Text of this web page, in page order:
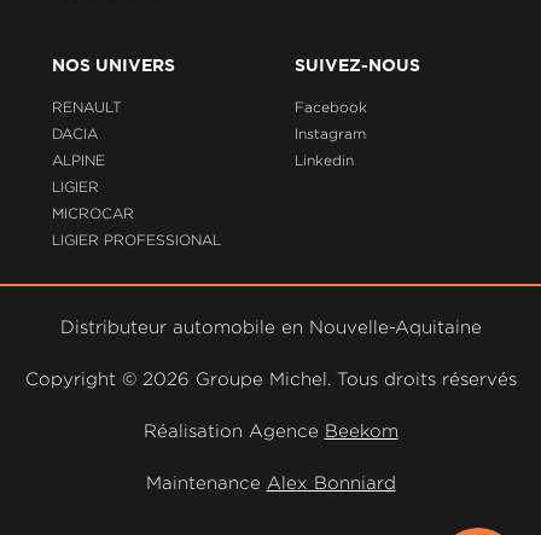
NOS UNIVERS
RENAULT
DACIA
ALPINE
LIGIER
MICROCAR
LIGIER PROFESSIONAL
SUIVEZ-NOUS
Facebook
Instagram
Linkedin
Distributeur automobile en Nouvelle-Aquitaine
Copyright © 2026 Groupe Michel. Tous droits réservés
Réalisation Agence Beekom
Maintenance Alex Bonniard